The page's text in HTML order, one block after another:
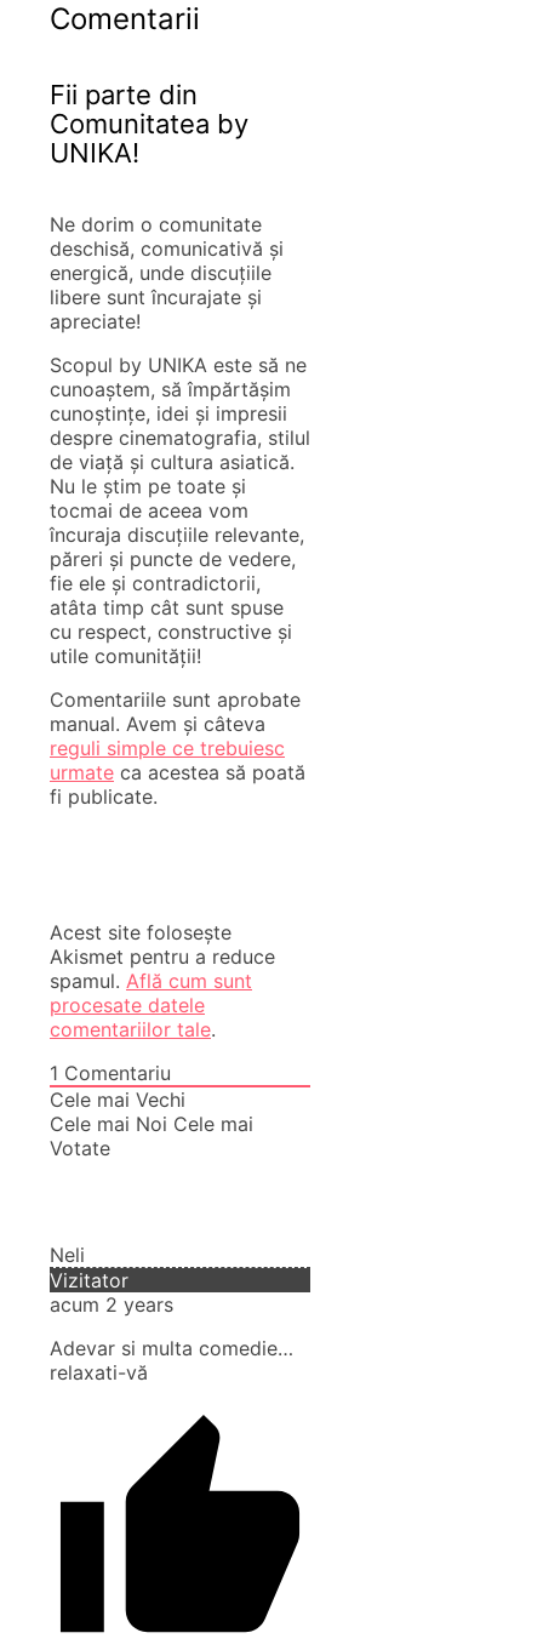
Comentarii
Fii parte din
Comunitatea by
UNIKA!
Ne dorim o comunitate
deschisă, comunicativă și
energică, unde discuțiile
libere sunt încurajate și
apreciate!
Scopul by UNIKA este să ne
cunoaștem, să împărtășim
cunoștințe, idei și impresii
despre cinematografia, stilul
de viață și cultura asiatică.
Nu le știm pe toate și
tocmai de aceea vom
încuraja discuțiile relevante,
păreri și puncte de vedere,
fie ele și contradictorii,
atâta timp cât sunt spuse
cu respect, constructive și
utile comunității!
Comentariile sunt aprobate
manual. Avem și câteva
reguli simple ce trebuiesc
urmate ca acestea să poată
fi publicate.
Acest site folosește
Akismet pentru a reduce
spamul. Află cum sunt
procesate datele
comentariilor tale.
1 Comentariu
Cele mai Vechi
Cele mai Noi Cele mai
Votate
Neli
Vizitator
acum 2 years
Adevar si multa comedie…
relaxati-vă